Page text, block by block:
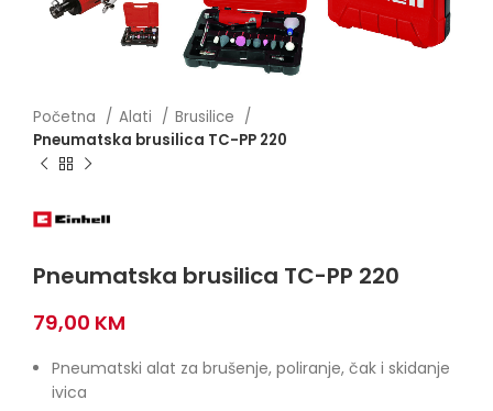
Početna Alati
Brusilice
Pneumatska brusilica TC-PP 220
Pneumatska brusilica TC-PP 220
79,00 KM
Pneumatski alat za brušenje, poliranje, čak i skidanje
ivica